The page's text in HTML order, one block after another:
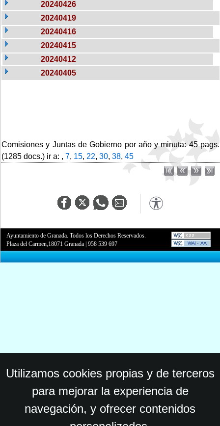
20240426
20240419
20240416
20240415
20240412
20240405
Comisiones y Juntas de Gobierno por año y minuta: 45 pags.
(1285 docs.) ir a: , 7, 15, 22, 30, 38, 45
Ayuntamiento de Granada. Todos los Derechos Reservados.
Plaza del Carmen,18071 Granada |958 539 697
Utilizamos cookies propias y de terceros
para mejorar la experiencia de
navegación, y ofrecer contenidos